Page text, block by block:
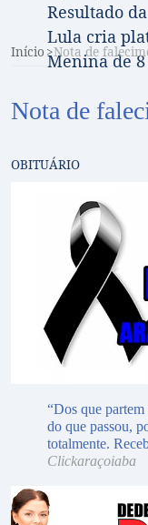
Resultado
Lula cria
Menina de 8
Início Nota de
Nota de
OBITUÁRIO
“Dos que partem
do que passou,
totalmente.
Clickaraçoiaba